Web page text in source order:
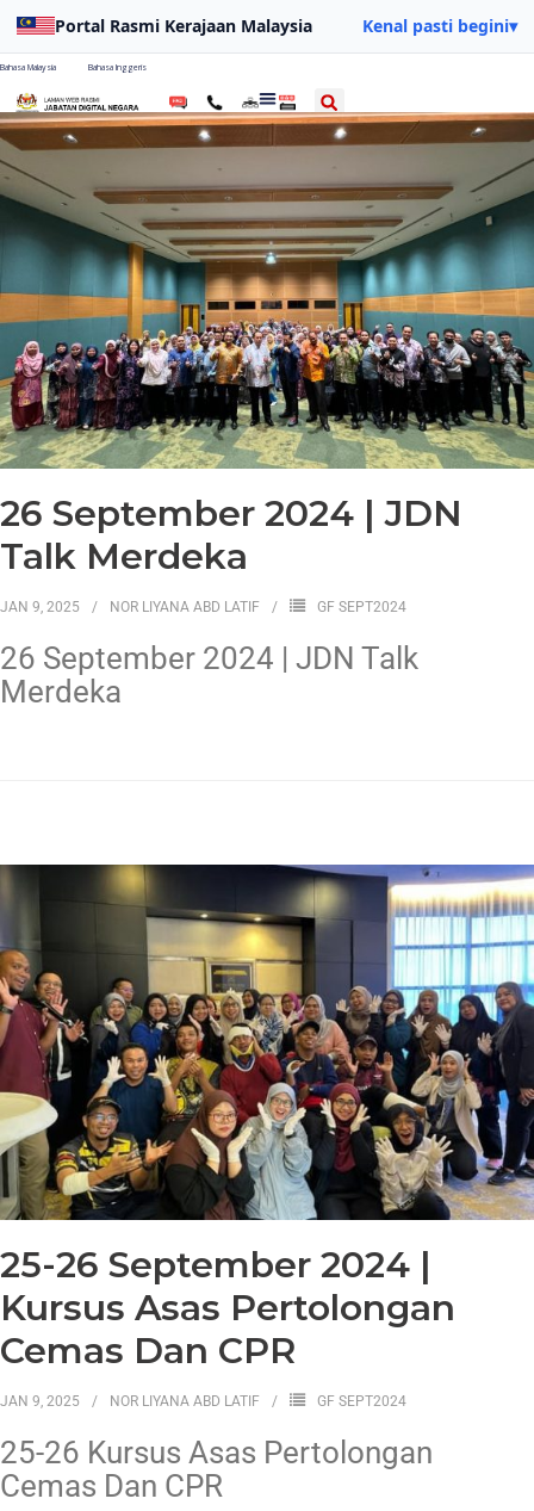
Portal Rasmi Kerajaan Malaysia Kenal pasti begini▾
Bahasa Malaysia Bahasa Inggeris
26 September 2024 | JDN
Talk Merdeka
JAN 9, 2025 NOR LIYANA ABD LATIF GF SEPT2024
26 September 2024 | JDN Talk
Merdeka
25-26 September 2024 |
Kursus Asas Pertolongan
Cemas Dan CPR
JAN 9, 2025 NOR LIYANA ABD LATIF GF SEPT2024
25-26 Kursus Asas Pertolongan
Cemas Dan CPR